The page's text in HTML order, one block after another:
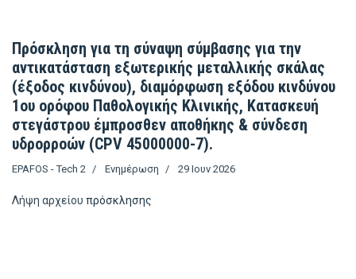
Πρόσκληση για τη σύναψη σύμβασης για την
αντικατάσταση εξωτερικής μεταλλικής σκάλας
(έξοδος κινδύνου), διαμόρφωση εξόδου κινδύνου
1ου ορόφου Παθολογικής Κλινικής, Κατασκευή
στεγάστρου έμπροσθεν αποθήκης & σύνδεση
υδρορροών (CPV 45000000-7).
EPAFOS - Tech 2 Ενημέρωση 29 Ιουν 2026
Λήψη αρχείου πρόσκλησης